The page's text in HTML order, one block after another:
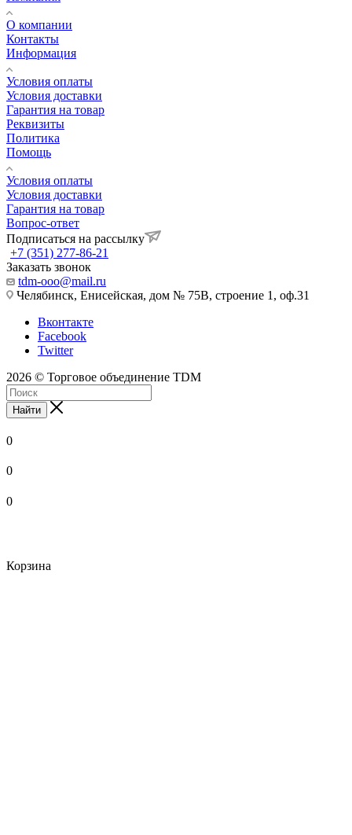
О компании
Контакты
Информация
Условия оплаты
Условия доставки
Гарантия на товар
Реквизиты
Политика
Помощь
Условия оплаты
Условия доставки
Гарантия на товар
Вопрос-ответ
Подписаться на рассылку
+7 (351) 277-86-21
Заказать звонок
tdm-ooo@mail.ru
Челябинск, Енисейская, дом № 75В, строение 1, оф.31
Вконтакте
Facebook
Twitter
2026 © Торговое объединение TDM
Найти
0
0
0
Корзина